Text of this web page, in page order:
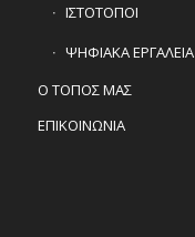
ΙΣΤΟΤΟΠΟΙ
ΨΗΦΙΑΚΑ ΕΡΓΑΛΕΙΑ
Ο ΤΟΠΟΣ ΜΑΣ
ΕΠΙΚΟΙΝΩΝΙΑ